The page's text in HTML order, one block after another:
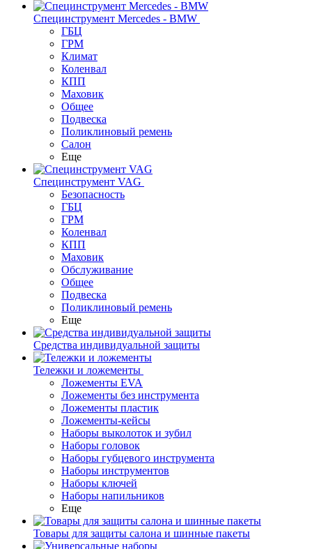
Специнструмент Mercedes - BMW
ГБЦ
ГРМ
Климат
Коленвал
КПП
Маховик
Общее
Подвеска
Поликлиновый ремень
Салон
Еще
Специнструмент VAG
Безопасность
ГБЦ
ГРМ
Коленвал
КПП
Маховик
Обслуживание
Общее
Подвеска
Поликлиновый ремень
Еще
Средства индивидуальной защиты
Тележки и ложементы
Ложементы EVA
Ложементы без инструмента
Ложементы пластик
Ложементы-кейсы
Наборы выколоток и зубил
Наборы головок
Наборы губцевого инструмента
Наборы инструментов
Наборы ключей
Наборы напильников
Еще
Товары для защиты салона и шинные пакеты